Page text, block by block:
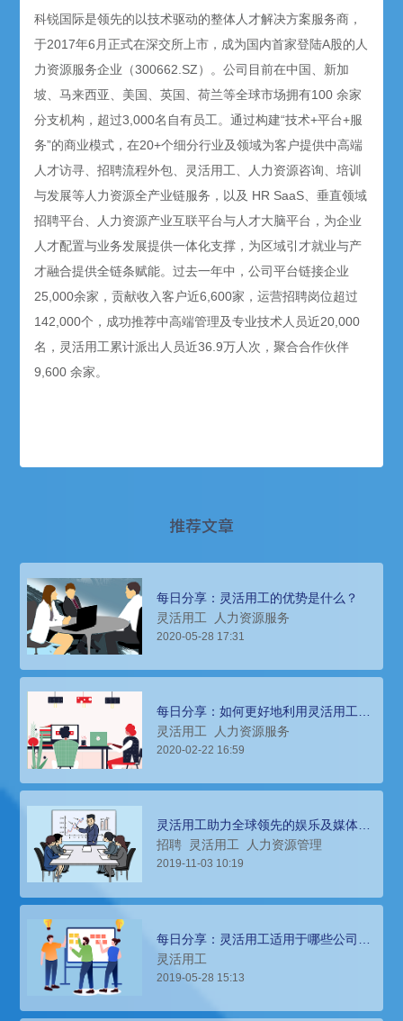
科锐国际是领先的以技术驱动的整体人才解决方案服务商，
于2017年6月正式在深交所上市，成为国内首家登陆A股的人
力资源服务企业（300662.SZ）。公司目前在中国、新加
坡、马来西亚、美国、英国、荷兰等全球市场拥有100 余家
分支机构，超过3,000名自有员工。通过构建“技术+平台+服
务”的商业模式，在20+个细分行业及领域为客户提供中高端
人才访寻、招聘流程外包、灵活用工、人力资源咨询、培训
与发展等人力资源全产业链服务，以及 HR SaaS、垂直领域
招聘平台、人力资源产业互联平台与人才大脑平台，为企业
人才配置与业务发展提供一体化支撑，为区域引才就业与产
才融合提供全链条赋能。过去一年中，公司平台链接企业
25,000余家，贡献收入客户近6,600家，运营招聘岗位超过
142,000个，成功推荐中高端管理及专业技术人员近20,000
名，灵活用工累计派出人员近36.9万人次，聚合合作伙伴
9,600 余家。
推荐文章
每日分享：灵活用工的优势是什么？
灵活用工
人力资源服务
2020-05-28 17:31
每日分享：如何更好地利用灵活用工促
进企业发展？
灵活用工 人力资源服务
2020-02-22 16:59
灵活用工助力全球领先的娱乐及媒体集
团职能岗位招聘管理
招聘 灵活用工 人力资源管理
2019-11-03 10:19
每日分享：灵活用工适用于哪些公司？
哪些岗位？
灵活用工
2019-05-28 15:13